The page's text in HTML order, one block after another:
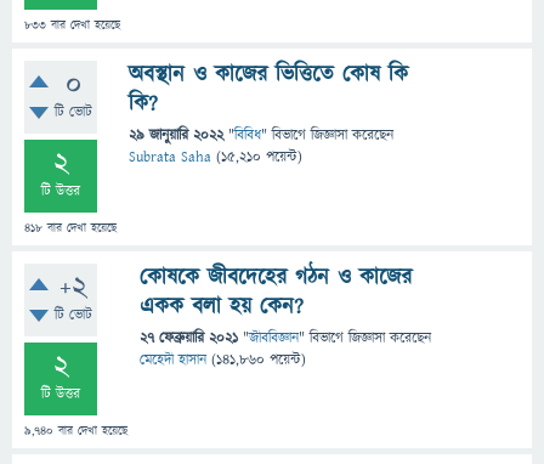
833 বার দেখা হয়েছে
0
টি ভোট
2
টি উত্তর
418 বার দেখা হয়েছে
অবস্থান ও কাজের ভিত্তিতে কোষ কি
কি?
29 জানুয়ারি 2022 "বিবিধ" বিভাগে জিজ্ঞাসাকরেছেন
Subrata Saha (15,210 পয়েন্ট)
+2
টি ভোট
2
টি উত্তর
9,740 বার দেখা হয়েছে
কোষকে জীবদেহের গঠন ও কাজের
একক বলা হয় কেন?
27 ফেব্রুয়ারি 2021 "জীববিজ্ঞান" বিভাগে জিজ্ঞাসাকরেছেন
মেহেদী হাসান (141,860 পয়েন্ট)